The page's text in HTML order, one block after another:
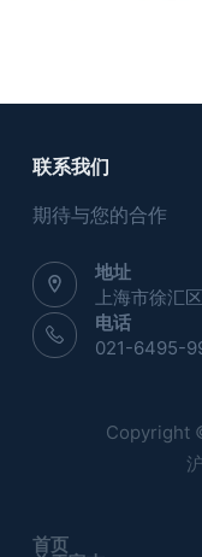
联系我们
期待与您的合作
地址
上海市徐汇
电话
021-6495-
Copyright
首页